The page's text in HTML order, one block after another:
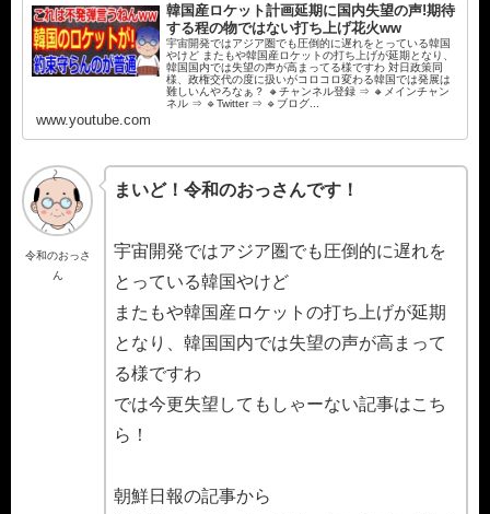
韓国産ロケット計画延期に国内失望の声!期待
する程の物ではない打ち上げ花火ww
宇宙開発ではアジア圏でも圧倒的に遅れをとっている韓国
やけど またもや韓国産ロケットの打ち上げが延期となり、
韓国国内では失望の声が高まってる様ですわ 対日政策同
様、政権交代の度に扱いがコロコロ変わる韓国では発展は
難しいんやろなぁ？ 🔸チャンネル登録 ⇒ 🔸メインチャン
ネル ⇒ 🔹Twitter ⇒ 🔹ブログ...
www.youtube.com
令和のおっさ
ん
まいど！令和のおっさんです！
宇宙開発ではアジア圏でも圧倒的に遅れを
とっている韓国やけど
またもや韓国産ロケットの打ち上げが延期
となり、韓国国内では失望の声が高まって
る様ですわ
では今更失望してもしゃーない記事はこち
ら！
朝鮮日報の記事から